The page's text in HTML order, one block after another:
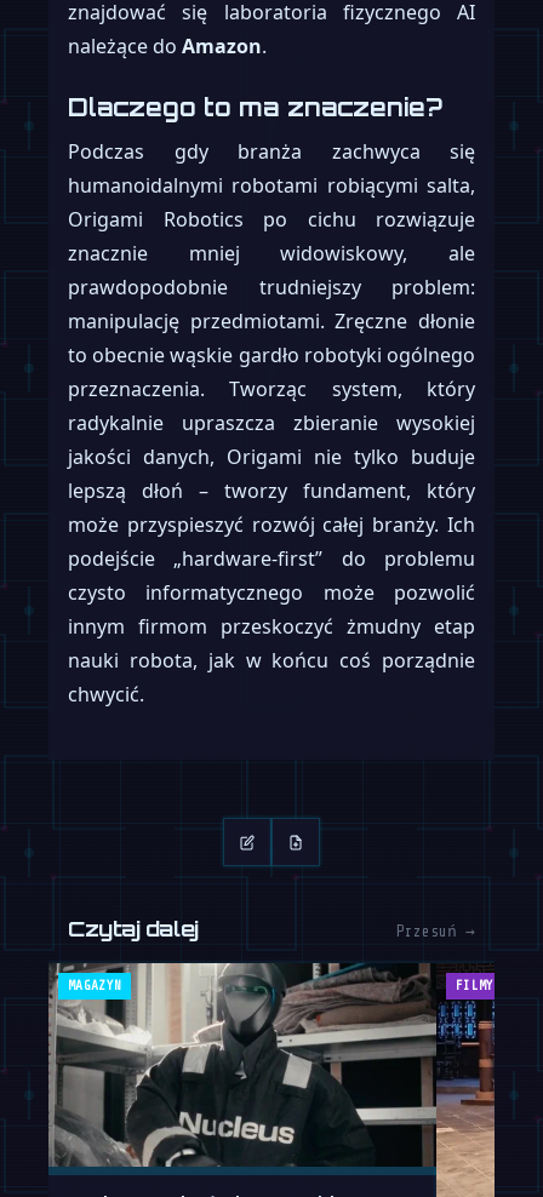
znajdować się laboratoria fizycznego AI
należące do Amazon.
Dlaczego to ma znaczenie?
Podczas gdy branża zachwyca się
humanoidalnymi robotami robiącymi salta,
Origami Robotics po cichu rozwiązuje
znacznie mniej widowiskowy, ale
prawdopodobnie trudniejszy problem:
manipulację przedmiotami. Zręczne dłonie
to obecnie wąskie gardło robotyki ogólnego
przeznaczenia. Tworząc system, który
radykalnie upraszcza zbieranie wysokiej
jakości danych, Origami nie tylko buduje
lepszą dłoń – tworzy fundament, który
może przyspieszyć rozwój całej branży. Ich
podejście „hardware-first” do problemu
czysto informatycznego może pozwolić
innym firmom przeskoczyć żmudny etap
nauki robota, jak w końcu coś porządnie
chwycić.
Czytaj dalej Przesuń →
MAGAZYN FILMY